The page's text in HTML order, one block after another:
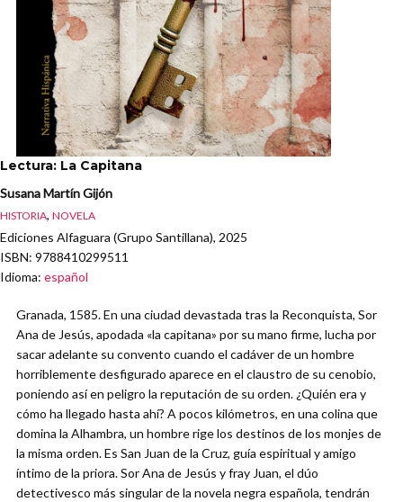
Lectura: La Capitana
Susana Martín Gijón
HISTORIA, NOVELA
Ediciones Alfaguara (Grupo Santillana), 2025
ISBN: 9788410299511
Idioma: español
Granada, 1585. En una ciudad devastada tras la Reconquista, Sor
Ana de Jesús, apodada «la capitana» por su mano firme, lucha por
sacar adelante su convento cuando el cadáver de un hombre
horriblemente desfigurado aparece en el claustro de su cenobio,
poniendo así en peligro la reputación de su orden. ¿Quién era y
cómo ha llegado hasta ahí? A pocos kilómetros, en una colina que
domina la Alhambra, un hombre rige los destinos de los monjes de
la misma orden. Es San Juan de la Cruz, guía espiritual y amigo
íntimo de la priora. Sor Ana de Jesús y fray Juan, el dúo
detectivesco más singular de la novela negra española, tendrán